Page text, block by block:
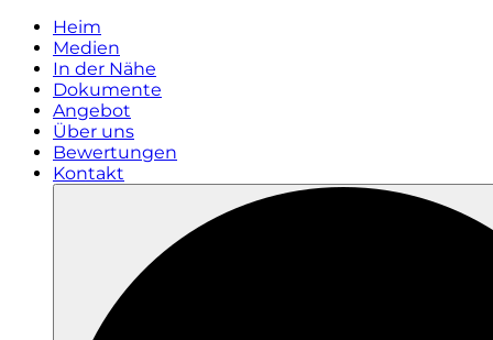
Heim
Medien
In der Nähe
Dokumente
Angebot
Über uns
Bewertungen
Kontakt